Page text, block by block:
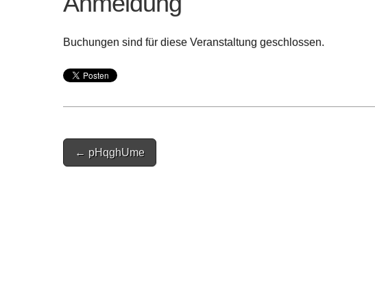
Buchungen sind für diese Veranstaltung geschlossen.
Post
navigation
← pHqghUme